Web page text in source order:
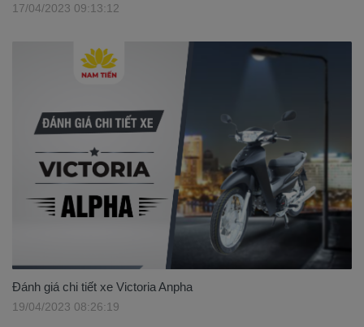
17/04/2023 09:13:12
Đánh giá chi tiết xe Victoria Anpha
19/04/2023 08:26:19